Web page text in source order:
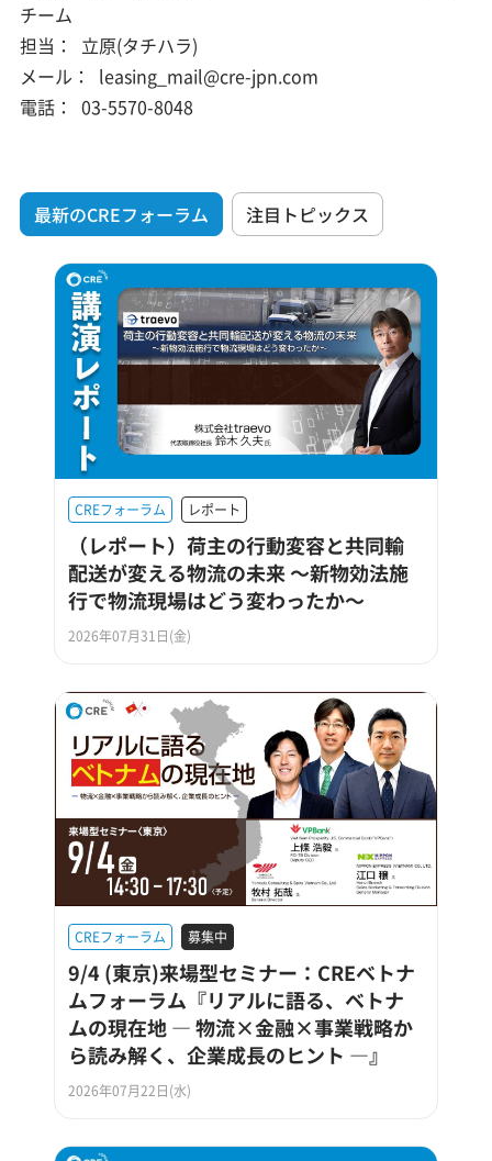
チーム
担当：
立原(タチハラ)
メール：
leasing_mail@cre-jpn.com
電話：
03-5570-8048
最新のCREフォーラム 注目トピックス
CREフォーラム レポート
（レポート）荷主の行動変容と共同輸
配送が変える物流の未来 ～新物効法施
行で物流現場はどう変わったか～
2026年07月31日(金)
CREフォーラム 募集中
9/4 (東京)来場型セミナー：CREベトナ
ムフォーラム『リアルに語る、ベトナ
ムの現在地 ― 物流×金融×事業戦略か
ら読み解く、企業成長のヒント ―』
2026年07月22日(水)